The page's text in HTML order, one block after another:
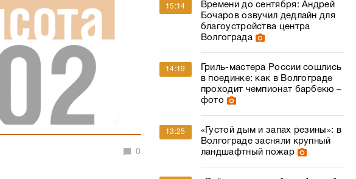
0
15:14
Времени до сентября: Андрей
Бочаров озвучил дедлайн для
благоустройства центра
Волгограда
14:19
Гриль-мастера России сошлись
в поединке: как в Волгограде
проходит чемпионат барбекю –
фото
13:25
«Густой дым и запах резины»: в
Волгограде засняли крупный
ландшафтный пожар